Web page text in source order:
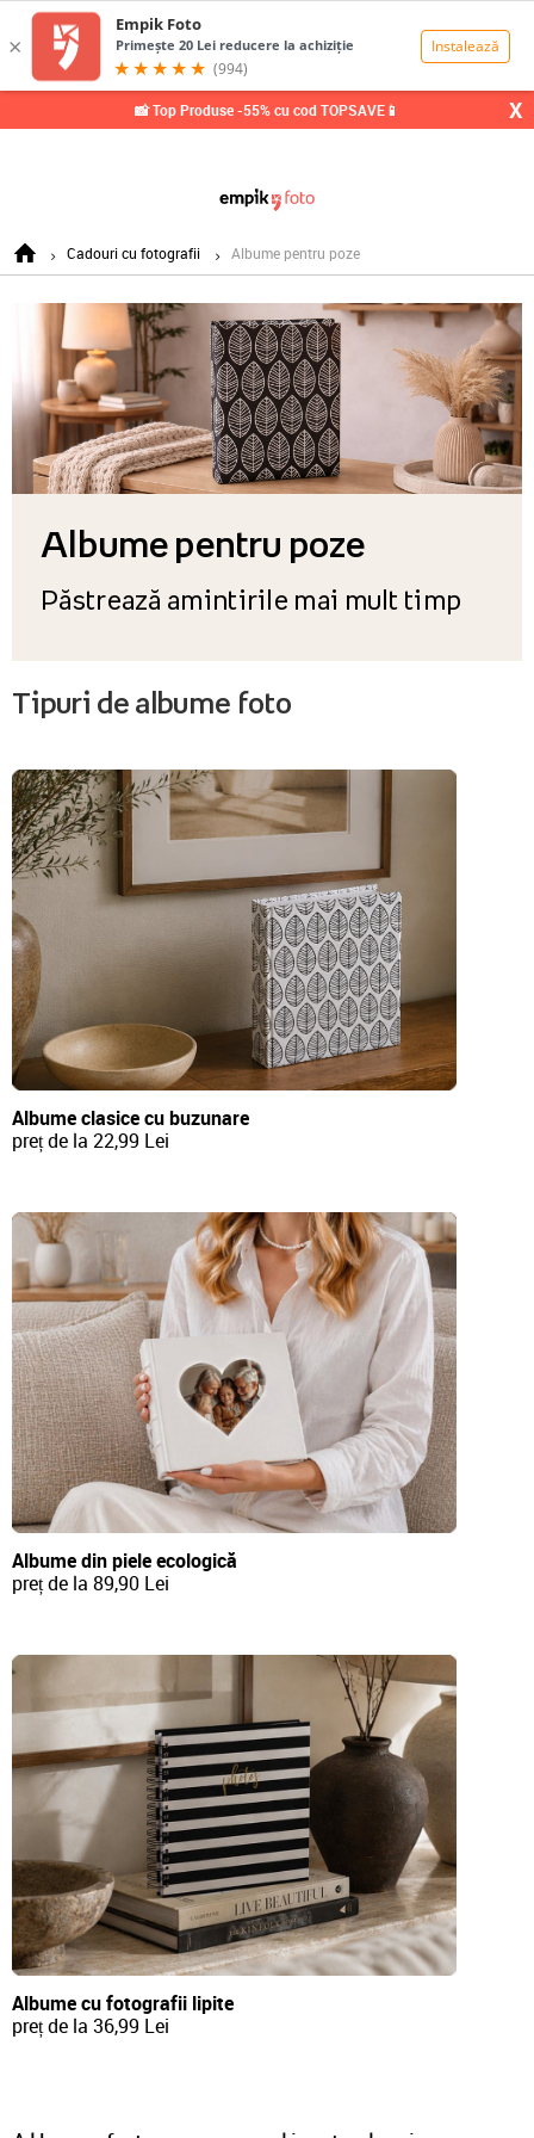
📸 Top Produse -55% cu cod TOPSAVE📱 X
Cadouri cu fotografii Albume pentru poze
Albume pentru poze
Păstrează amintirile mai mult timp
Tipuri de albume foto
Albume clasice cu buzunare
preț de la 22,99 Lei
Albume din piele ecologică
preț de la 89,90 Lei
Albume cu fotografii lipite
preț de la 36,99 Lei